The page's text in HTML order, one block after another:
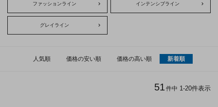
ファッションライン インテンシブライン
グレイライン
人気順 価格の安い順 価格の高い順 新着順
51 件中 1 -20件表示